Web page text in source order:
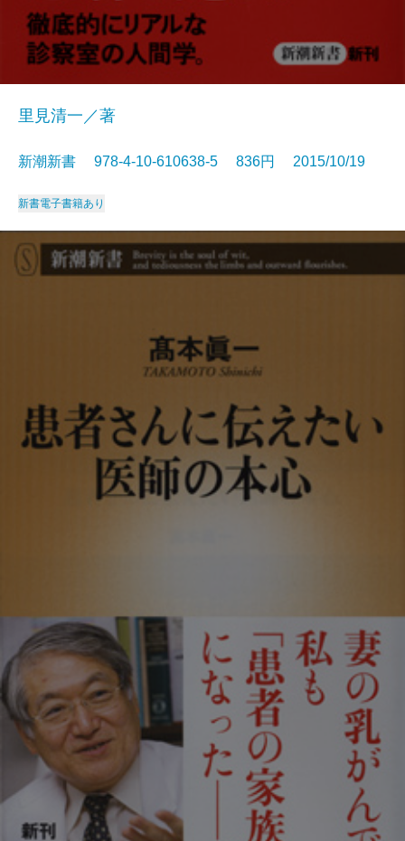
里見清一／著
新潮新書 978-4-10-610638-5 836円 2015/10/19
新書電子書籍あり